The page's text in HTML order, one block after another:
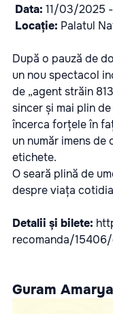
Data: 11/03/2025
Locație: Palatul
După o pauză de
un nou spectacol
de „agent străin
sincer și mai plin
încerca forțele în
un număr imens de
etichete.
O seară plină de
despre viața
Detalii și bilete:
recomanda/
Guram